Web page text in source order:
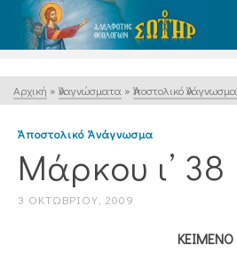
Αρχική » Ἀναγνώσματα » Ἀποστολικό Ἀνάγνωσμα
Ἀποστολικό Ἀνάγνωσμα
Μάρκου ι’ 38
3 ΟΚΤΩΒΡΊΟΥ, 2009
ΚΕΙΜΕΝΟ